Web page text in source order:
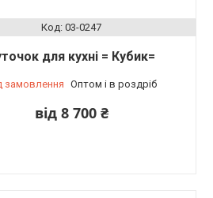
03-0247
для кухні = Кубик=
замовлення Оптом і в роздріб
від 8 700 ₴
території 100 метрів), Київ, Україна